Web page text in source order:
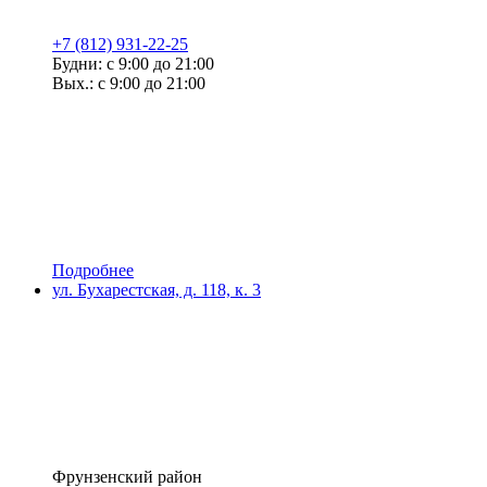
+7 (812) 931-22-25
Будни: с 9:00 до 21:00
Вых.: с 9:00 до 21:00
Подробнее
ул. Бухарестская, д. 118, к. 3
Фрунзенский район